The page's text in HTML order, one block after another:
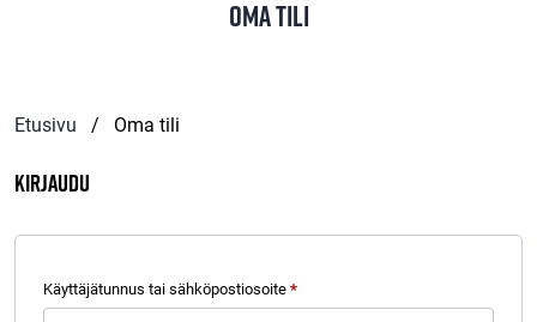
Oma tili
Etusivu / Oma tili
Kirjaudu
Käyttäjätunnus tai sähköpostiosoite*Vaaditaan